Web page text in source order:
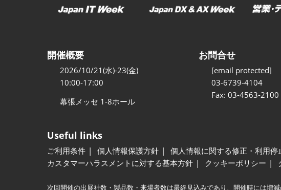
開催概要
2026/10/21(水)-23(金)
10:00-17:00
幕張メッセ 1-8ホール
お問合せ
[email protected]
03-6739-4104
Fax: 03-4563-2100
Useful links
ご利用条件 個人情報保護方針 個人情報に関する修正・利用停
カスタマーハラスメントに対する基本方針
クッキーポリシー
次回開催の出展社数・製品数・来場者数は最終見込みであり、開催時には増減